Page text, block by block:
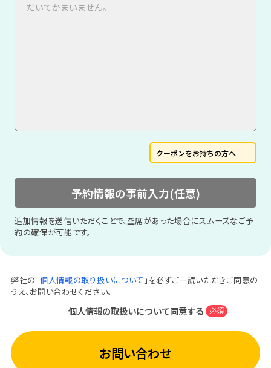
クーポンをお持ちの方へ
予約情報の事前入力(任意)
追加情報を送信いただくことで、空席があった場合にスムーズなご予
約の確保が可能です。
弊社の「個人情報の取り扱いについて 」を必ずご一読いただきご同意の
うえ、お問い合わせください。
個人情報の取扱いについて同意する 必須
お問い合わせ